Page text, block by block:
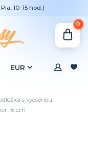
EUR
10-15 hod.)
0
s vyosenou
16 cm